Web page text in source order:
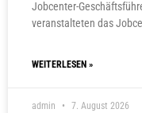
Jobcenter-
veranstalteten das
WEITERLESEN »
admin 7. August 2026